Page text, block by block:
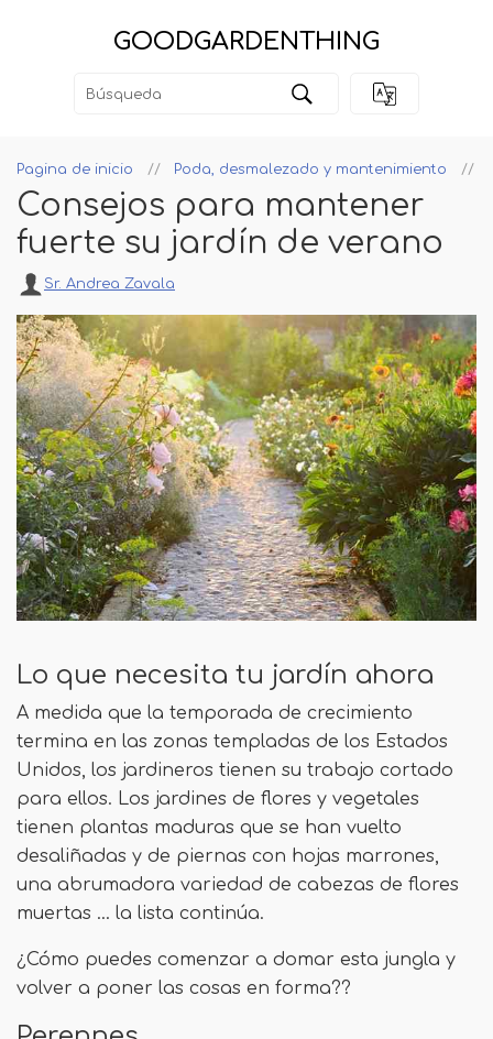
GOODGARDENTHING
Pagina de inicio Poda, desmalezado y mantenimiento
Consejos para mantener
fuerte su jardín de verano
Sr. Andrea Zavala
Lo que necesita tu jardín ahora
A medida que la temporada de crecimiento
termina en las zonas templadas de los Estados
Unidos, los jardineros tienen su trabajo cortado
para ellos. Los jardines de flores y vegetales
tienen plantas maduras que se han vuelto
desaliñadas y de piernas con hojas marrones,
una abrumadora variedad de cabezas de flores
muertas ... la lista continúa.
¿Cómo puedes comenzar a domar esta jungla y
volver a poner las cosas en forma??